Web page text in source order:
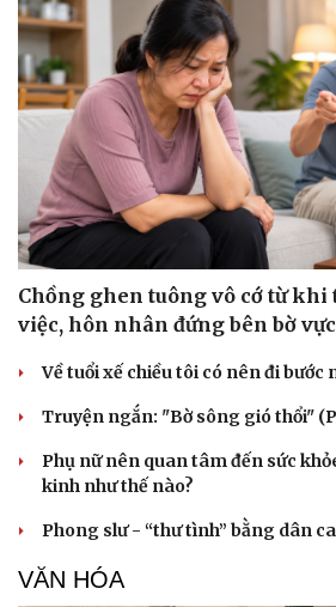
Chồng ghen tuông vô cớ từ
việc, hôn nhân đứng bên bờ vực
Về tuổi xế chiều tôi có nên đi bước
Truyện ngắn: "Bờ sông gió thổi"
Phụ nữ nên quan tâm đến sức
kinh như thế nào?
Phong slư - “thư tình” bằng dân
VĂN HÓA